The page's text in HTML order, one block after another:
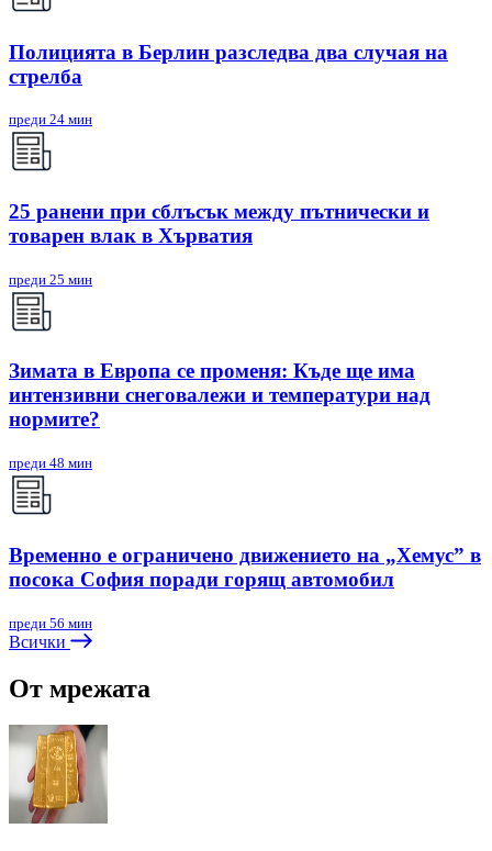
Полицията в Берлин разследва два случая на
стрелба
преди 24 мин
25 ранени при сблъсък между пътнически и
товарен влак в Хърватия
преди 25 мин
Зимата в Европа се променя: Къде ще има
интензивни снеговалежи и температури над
нормите?
преди 48 мин
Временно е ограничено движението на „Хемус” в
посока София поради горящ автомобил
преди 56 мин
Всички
От мрежата